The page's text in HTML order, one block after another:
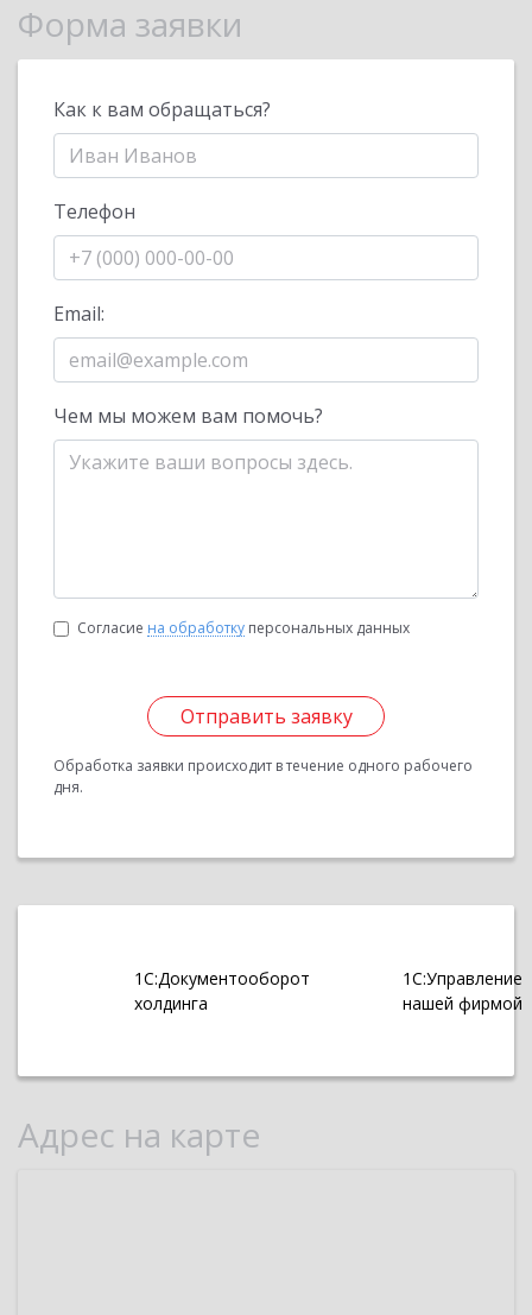
Форма заявки
Как к вам обращаться?
Телефон
Email:
Чем мы можем вам помочь?
Согласие на обработку персональных данных
Отправить заявку
Обработка заявки происходит в течение одного рабочего
дня.
1С:Документооборот
холдинга
1С:Управление
нашей фирмой
Адрес на карте